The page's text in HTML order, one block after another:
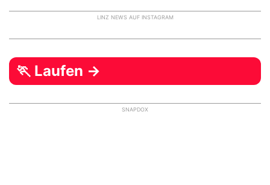
LINZ NEWS AUF INSTAGRAM
🏃 Laufen →
SNAPDOX